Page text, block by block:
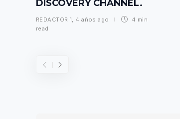
DISCOVERY CHANNEL.
REDACTOR 1, 4 años ago
4 min
read